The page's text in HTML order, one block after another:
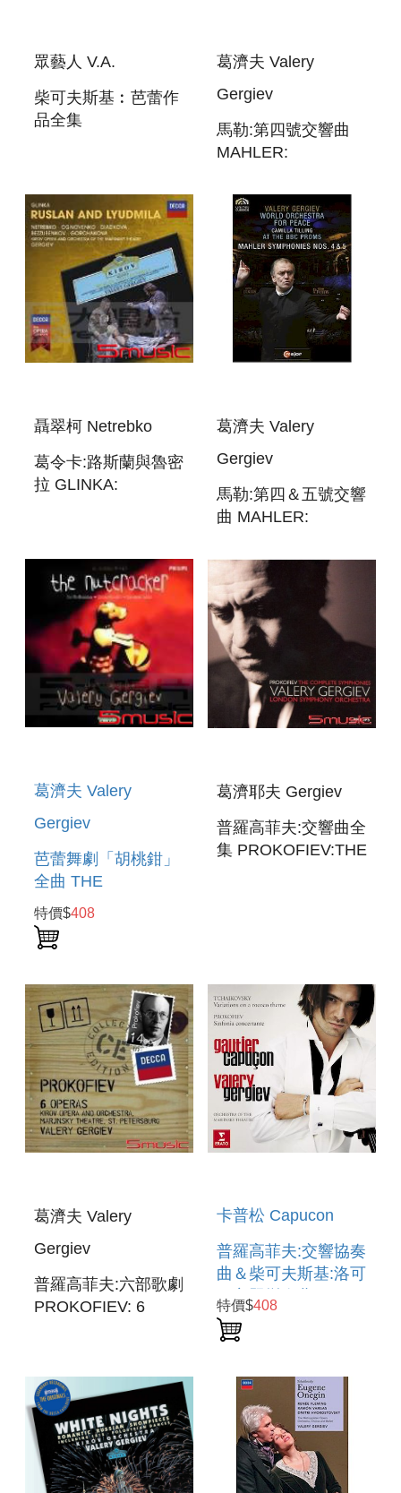
眾藝人 V.A.
柴可夫斯基︰芭蕾作
品全集
葛濟夫 Valery
Gergiev
馬勒:第四號交響曲
MAHLER:
IN G MAJOR
聶翠柯 Netrebko
葛令卡:路斯蘭與魯密
拉 GLINKA:
葛濟夫 Valery
Gergiev
馬勒:第四＆五號交響
曲 MAHLER:
NOS. 4 AND 5
葛濟夫 Valery
Gergiev
芭蕾舞劇「胡桃鉗」
全曲 THE
NUTCRACKER
特價$408
葛濟耶夫 Gergiev
普羅高菲夫:交響曲全
集 PROKOFIEV:THE
葛濟夫 Valery
Gergiev
普羅高菲夫:六部歌劇
PROKOFIEV: 6
卡普松 Capucon
普羅高菲夫:交響協奏
曲＆柴可夫斯基:洛可
可主題變奏曲
VARIATIONS＆
CONCERTANTE
特價$408